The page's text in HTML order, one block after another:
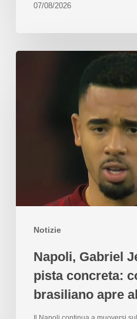
07/08/2026
Notizie
Napoli, Gabriel
pista concreta:
brasiliano apre